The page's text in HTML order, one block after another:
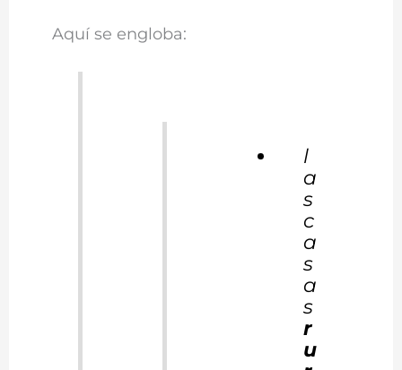
Aquí se engloba:
l
a
s
c
a
s
a
s
r
u